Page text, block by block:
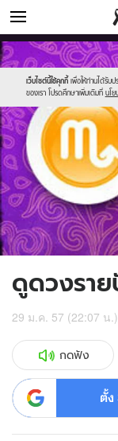
ดูดวง
เว็บไซต์นี้ใช้คุกกี้ เพื่อให้ท่านได้รับ
ของเรา โปรดศึกษาเพิ่มเติมที่ นโย
Sanook
//s.isanook.com/sr/
new-
sanook.png
600
60
//s.isanook.com/ho/0/
ดูดวงรา
29 ม.ค. 57 (22:07 น.)
กดฟัง
ตั้ง